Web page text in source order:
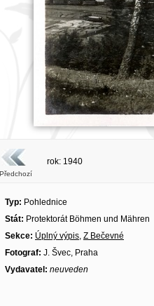
Předchozí
rok: 1940
Typ: Pohlednice
Stát: Protektorát Böhmen und Mähren
Sekce: Úplný výpis, Z Bečevné
Fotograf: J. Švec, Praha
Vydavatel: neuveden